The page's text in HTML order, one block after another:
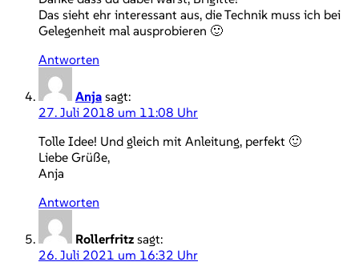
Das sieht ehr interessant aus, die Technik muss ich bei
Gelegenheit mal ausprobieren 🙂
Antworten
Anja sagt:
27. Juli 2018 um 11:08 Uhr
Tolle Idee! Und gleich mit Anleitung, perfekt 🙂
Liebe Grüße,
Anja
Antworten
Rollerfritz sagt:
26. Juli 2021 um 16:32 Uhr